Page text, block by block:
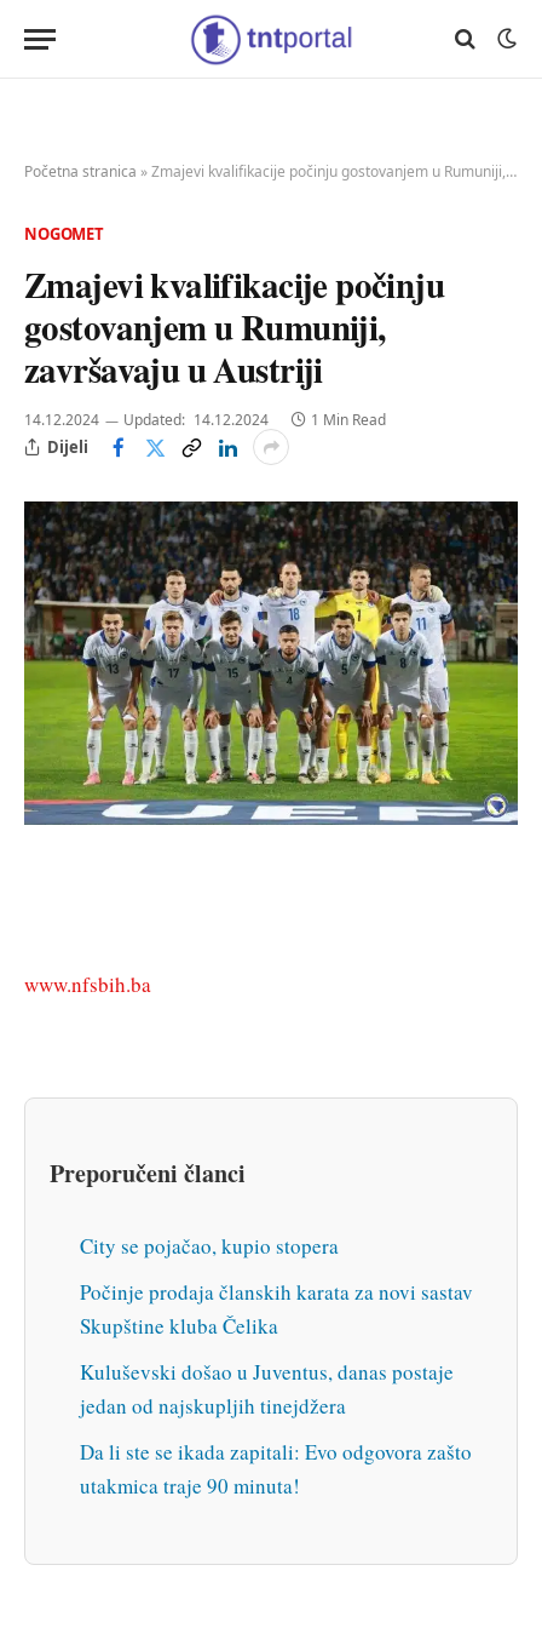
Početna stranica »Zmajevi kvalifikacije počinju gostovanjem u Rumuniji, završavaju u Austriji
NOGOMET
Zmajevi kvalifikacije počinju
gostovanjem u Rumuniji,
završavaju u Austriji
14.12.2024 Updated: 14.12.2024 1 Min Read
Dijeli
www.nfsbih.ba
Preporučeni članci
City se pojačao, kupio stopera
Počinje prodaja članskih karata za novi sastav
Skupštine kluba Čelika
Kuluševski došao u Juventus, danas postaje
jedan od najskupljih tinejdžera
Da li ste se ikada zapitali: Evo odgovora zašto
utakmica traje 90 minuta!